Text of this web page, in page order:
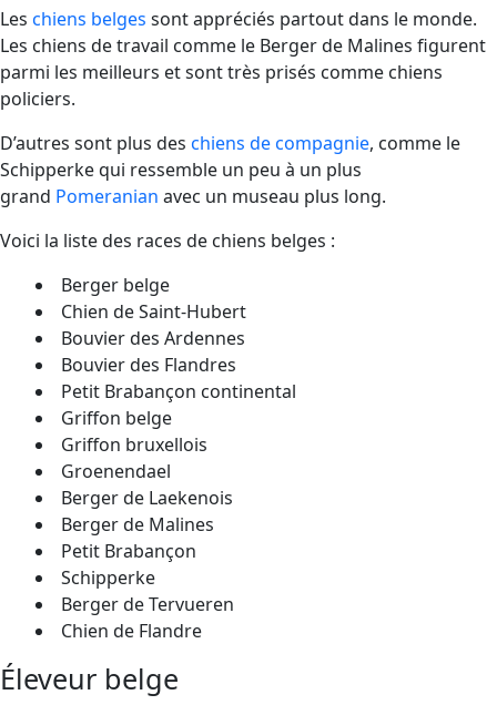
Les chiens belges sont appréciés partout dans le monde.
Les chiens de travail comme le Berger de Malines figurent
parmi les meilleurs et sont très prisés comme chiens
policiers.
D’autres sont plus des chiens de compagnie, comme le
Schipperke qui ressemble un peu à un plus
grand Pomeranian avec un museau plus long.
Voici la liste des races de chiens belges :
Berger belge
Chien de Saint-Hubert
Bouvier des Ardennes
Bouvier des Flandres
Petit Brabançon continental
Griffon belge
Griffon bruxellois
Groenendael
Berger de Laekenois
Berger de Malines
Petit Brabançon
Schipperke
Berger de Tervueren
Chien de Flandre
Éleveur belge